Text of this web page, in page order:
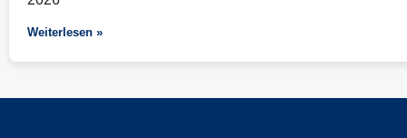
Weiterlesen »